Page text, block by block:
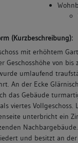
(Kurzbeschreibung):
mit erhöhtem
Geschosshöhe von bis
umlaufend
An der Ecke
das Gebäude
viertes Vollgeschoss.
unterbricht ein
und besitzt an